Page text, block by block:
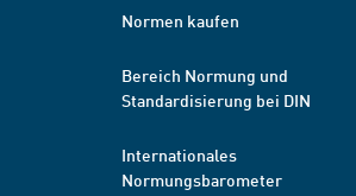
Normen kaufen
Bereich Normung und
Standardisierung bei DIN
Internationales
Normungsbarometer